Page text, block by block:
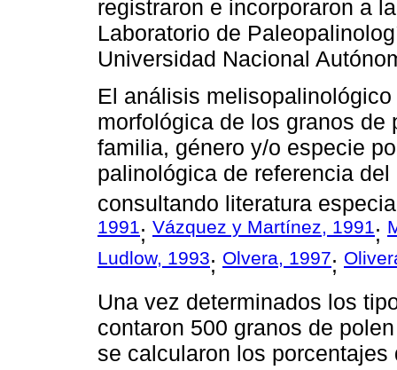
registraron e incorporaron a
Laboratorio de
Universidad Nacional
El análisis
morfológica de los granos
familia, género y/o especie
palinológica de referencia
consultando literatura
1991; Vázquez y Martínez, 1991;
Ludlow, 1993; Olvera, 1997;
Una vez determinados los
contaron 500 granos de
se calcularon los